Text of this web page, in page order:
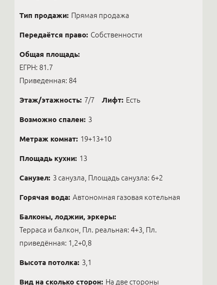
Тип продажи: Прямая продажа
Передаётся право: Собственности
Общая площадь:
ЕГРН: 81.7
Приведенная: 84
Этаж/этажность: 7/7 Лифт: Есть
Возможно спален: 3
Метраж комнат: 19+13+10
Площадь кухни: 13
Санузел: 3 санузла, Площадь санузла: 6+2
Горячая вода: Автономная газовая котельная
Балконы, лоджии, эркеры:
Терраса и балкон, Пл. реальная: 4+3, Пл.
приведённая: 1,2+0,8
Высота потолка: 3,1
Вид на сколько сторон: На две стороны